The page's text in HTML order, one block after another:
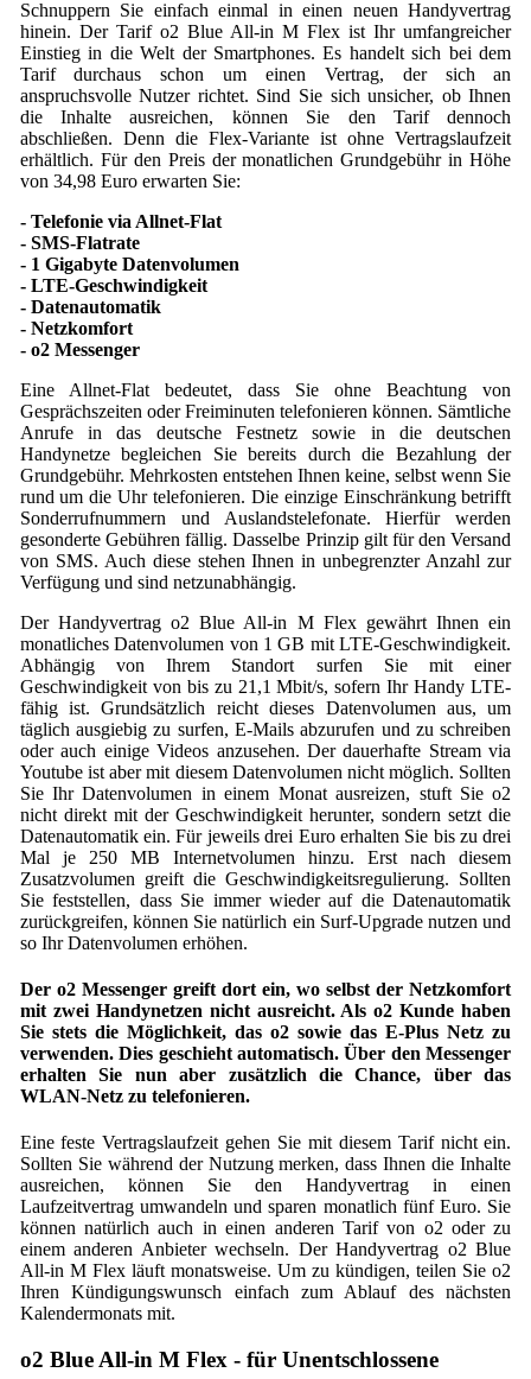
Schnuppern Sie einfach einmal in einen neuen Handyvertrag
hinein. Der Tarif o2 Blue All-in M Flex ist Ihr umfangreicher
Einstieg in die Welt der Smartphones. Es handelt sich bei dem
Tarif durchaus schon um einen Vertrag, der sich an
anspruchsvolle Nutzer richtet. Sind Sie sich unsicher, ob Ihnen
die Inhalte ausreichen, können Sie den Tarif dennoch
abschließen. Denn die Flex-Variante ist ohne Vertragslaufzeit
erhältlich. Für den Preis der monatlichen Grundgebühr in Höhe
von 34,98 Euro erwarten Sie:
- Telefonie via Allnet-Flat
- SMS-Flatrate
- 1 Gigabyte Datenvolumen
- LTE-Geschwindigkeit
- Datenautomatik
- Netzkomfort
- o2 Messenger
Eine Allnet-Flat bedeutet, dass Sie ohne Beachtung von
Gesprächszeiten oder Freiminuten telefonieren können. Sämtliche
Anrufe in das deutsche Festnetz sowie in die deutschen
Handynetze begleichen Sie bereits durch die Bezahlung der
Grundgebühr. Mehrkosten entstehen Ihnen keine, selbst wenn Sie
rund um die Uhr telefonieren. Die einzige Einschränkung betrifft
Sonderrufnummern und Auslandstelefonate. Hierfür werden
gesonderte Gebühren fällig. Dasselbe Prinzip gilt für den Versand
von SMS. Auch diese stehen Ihnen in unbegrenzter Anzahl zur
Verfügung und sind netzunabhängig.
Der Handyvertrag o2 Blue All-in M Flex gewährt Ihnen ein
monatliches Datenvolumen von 1 GB mit LTE-Geschwindigkeit.
Abhängig von Ihrem Standort surfen Sie mit einer
Geschwindigkeit von bis zu 21,1 Mbit/s, sofern Ihr Handy LTE-
fähig ist. Grundsätzlich reicht dieses Datenvolumen aus, um
täglich ausgiebig zu surfen, E-Mails abzurufen und zu schreiben
oder auch einige Videos anzusehen. Der dauerhafte Stream via
Youtube ist aber mit diesem Datenvolumen nicht möglich. Sollten
Sie Ihr Datenvolumen in einem Monat ausreizen, stuft Sie o2
nicht direkt mit der Geschwindigkeit herunter, sondern setzt die
Datenautomatik ein. Für jeweils drei Euro erhalten Sie bis zu drei
Mal je 250 MB Internetvolumen hinzu. Erst nach diesem
Zusatzvolumen greift die Geschwindigkeitsregulierung. Sollten
Sie feststellen, dass Sie immer wieder auf die Datenautomatik
zurückgreifen, können Sie natürlich ein Surf-Upgrade nutzen und
so Ihr Datenvolumen erhöhen.
Der o2 Messenger greift dort ein, wo selbst der Netzkomfort
mit zwei Handynetzen nicht ausreicht. Als o2 Kunde haben
Sie stets die Möglichkeit, das o2 sowie das E-Plus Netz zu
verwenden. Dies geschieht automatisch. Über den Messenger
erhalten Sie nun aber zusätzlich die Chance, über das
WLAN-Netz zu telefonieren.
Eine feste Vertragslaufzeit gehen Sie mit diesem Tarif nicht ein.
Sollten Sie während der Nutzung merken, dass Ihnen die Inhalte
ausreichen, können Sie den Handyvertrag in einen
Laufzeitvertrag umwandeln und sparen monatlich fünf Euro. Sie
können natürlich auch in einen anderen Tarif von o2 oder zu
einem anderen Anbieter wechseln. Der Handyvertrag o2 Blue
All-in M Flex läuft monatsweise. Um zu kündigen, teilen Sie o2
Ihren Kündigungswunsch einfach zum Ablauf des nächsten
Kalendermonats mit.
o2 Blue All-in M Flex - für Unentschlossene